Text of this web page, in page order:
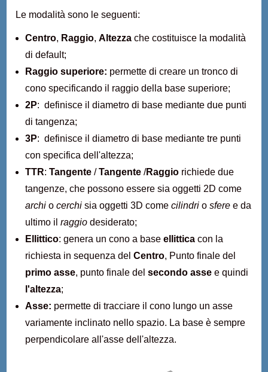
Le modalità sono le seguenti:
Centro, Raggio,Altezza che costituisce la modalità
di default;
Raggio superiore: permette di creare un tronco di
cono specificando il raggio della base superiore;
2P: definisce il diametro di base mediante due punti
di tangenza;
3P: definisce il diametro di base mediante tre punti
con specifica dell'altezza;
TTR:Tangente /Tangente /Raggio richiede due
tangenze, che possono essere sia oggetti 2D come
archi ocerchi sia oggetti 3D comecilindri osfere e da
ultimo ilraggio desiderato;
Ellittico: genera un cono a baseellittica con la
richiesta in sequenza delCentro, Punto finale del
primo asse, punto finale delsecondo asse e quindi
l'altezza;
Asse: permette di tracciare il cono lungo un asse
variamente inclinato nello spazio. La base è sempre
perpendicolare all'asse dell'altezza.